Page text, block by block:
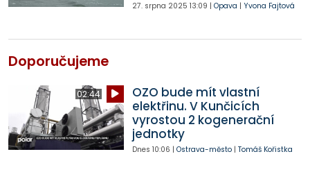
27. srpna 2025 13:09 | Opava | Yvona Fajtová
Doporučujeme
02:44
OZO bude mít vlastní
elektřinu. V Kunčicích
vyrostou 2 kogenerační
jednotky
Dnes 10:06 | Ostrava-město| Tomáš Kořistka